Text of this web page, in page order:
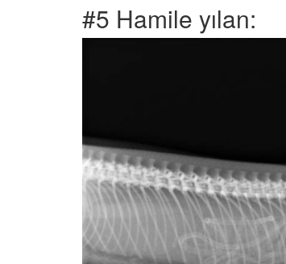
#5 Hamile yılan: